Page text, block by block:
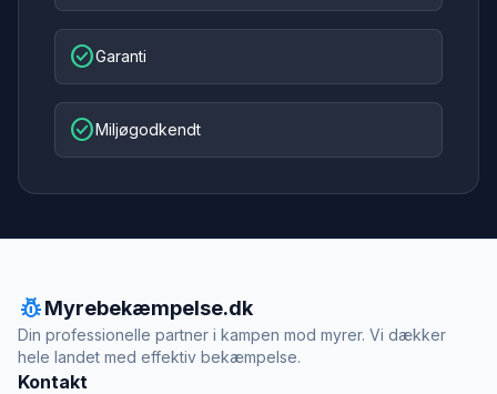
check_circleGaranti
check_circleMiljøgodkendt
pest_controlMyrebekæmpelse.dk
Din professionelle partner i kampen mod myrer. Vi dækker
hele landet med effektiv bekæmpelse.
Kontakt